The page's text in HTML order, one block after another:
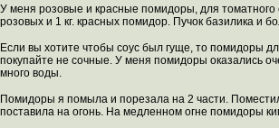
У меня розовые и красные помидоры, для томатного
розовых и 1 кг. красных помидор. Пучок базилика и
Если вы хотите чтобы соус был гуще, то помидоры
покупайте не сочные. У меня помидоры оказались
много воды.
Помидоры я помыла и порезала на 2 части.
поставила на огонь. На медленном огне помидоры